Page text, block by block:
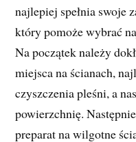
najlepiej spełnia swoje
który pomoże wybrać
Na początek należy
miejsca na ścianach,
czyszczenia pleśni, a
powierzchnię.
preparat na wilgotne